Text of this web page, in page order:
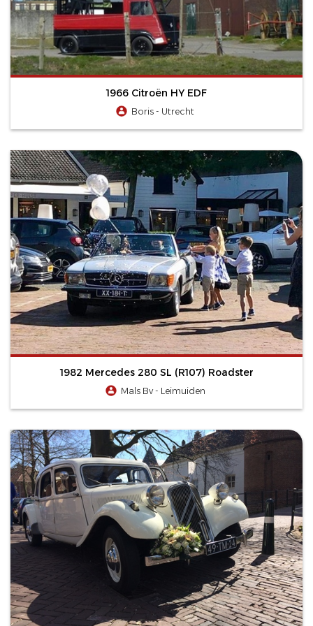
1966 Citroën HY EDF
Boris - Utrecht
1982 Mercedes 280 SL (R107) Roadster
Mals Bv - Leimuiden